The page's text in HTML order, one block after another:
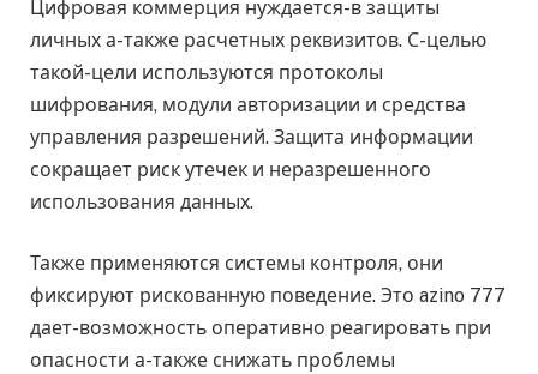
Цифровая коммерция нуждается-в защиты
личных а-также расчетных реквизитов. С-целью
такой-цели используются протоколы
шифрования, модули авторизации и средства
управления разрешений. Защита информации
сокращает риск утечек и неразрешенного
использования данных.
Также применяются системы контроля, они
фиксируют рискованную поведение. Это azino 777
дает-возможность оперативно реагировать при
опасности а-также снижать проблемы